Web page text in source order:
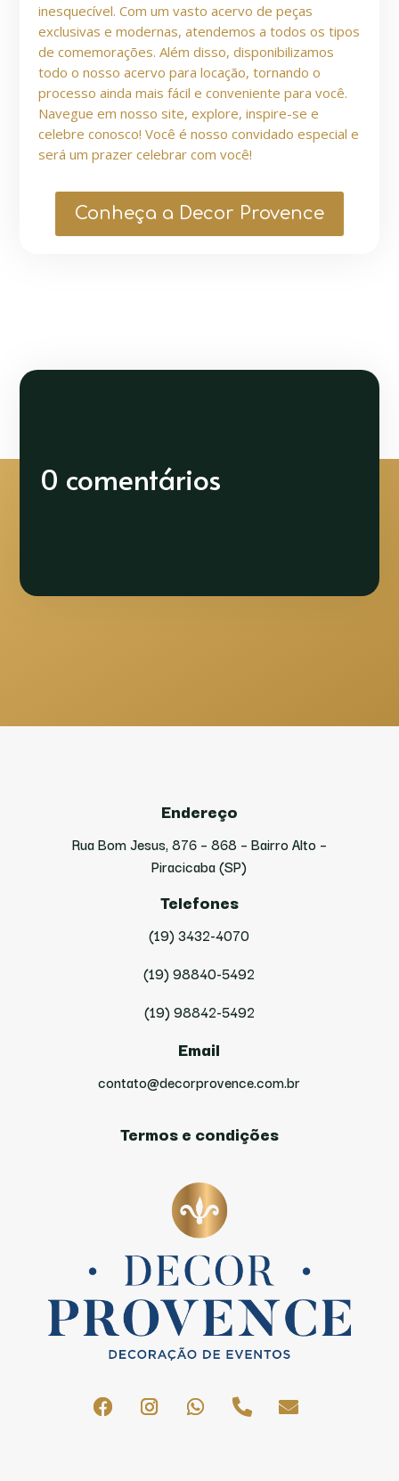
inesquecível. Com um vasto acervo de peças
exclusivas e modernas, atendemos a todos os tipos
de comemorações. Além disso, disponibilizamos
todo o nosso acervo para locação, tornando o
processo ainda mais fácil e conveniente para você.
Navegue em nosso site, explore, inspire-se e
celebre conosco! Você é nosso convidado especial e
será um prazer celebrar com você!
Conheça a Decor Provence
0 comentários
Endereço
Rua Bom Jesus, 876 – 868 – Bairro Alto –
Piracicaba (SP)
Telefones
(19) 3432-4070
(19) 98840-5492
(19) 98842-5492
Email
contato@decorprovence.com.br
Termos e condições